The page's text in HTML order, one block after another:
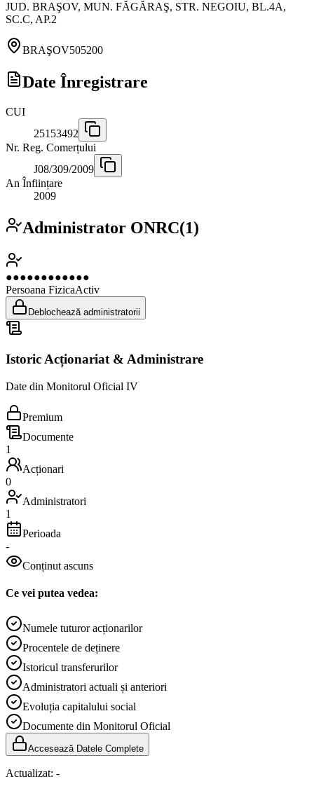
JUD. BRAŞOV, MUN. FĂGĂRAŞ, STR. NEGOIU, BL.4A,
SC.C, AP.2
BRAŞOV505200
Date Înregistrare
CUI
25153492
Nr. Reg. Comerțului
J08/309/2009
An Înființare
2009
Administrator ONRC(1)
●●●●●●●●●●●●
Persoana FizicaActiv
Deblochează administratorii
Istoric Acționariat & Administrare
Date din Monitorul Oficial IV
Premium
Documente
1
Acționari
0
Administratori
1
Perioada
-
Conținut ascuns
Ce vei putea vedea:
Numele tuturor acționarilor
Procentele de deținere
Istoricul transferurilor
Administratori actuali și anteriori
Evoluția capitalului social
Documente din Monitorul Oficial
Accesează Datele Complete
Actualizat: -